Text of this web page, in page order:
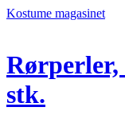
Kostume magasinet
Rørperler,
stk.